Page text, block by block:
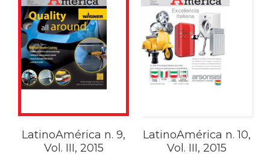
LatinoAmérica n. 9,
Vol. III, 2015
LatinoAmérica n. 10,
Vol. III, 2015